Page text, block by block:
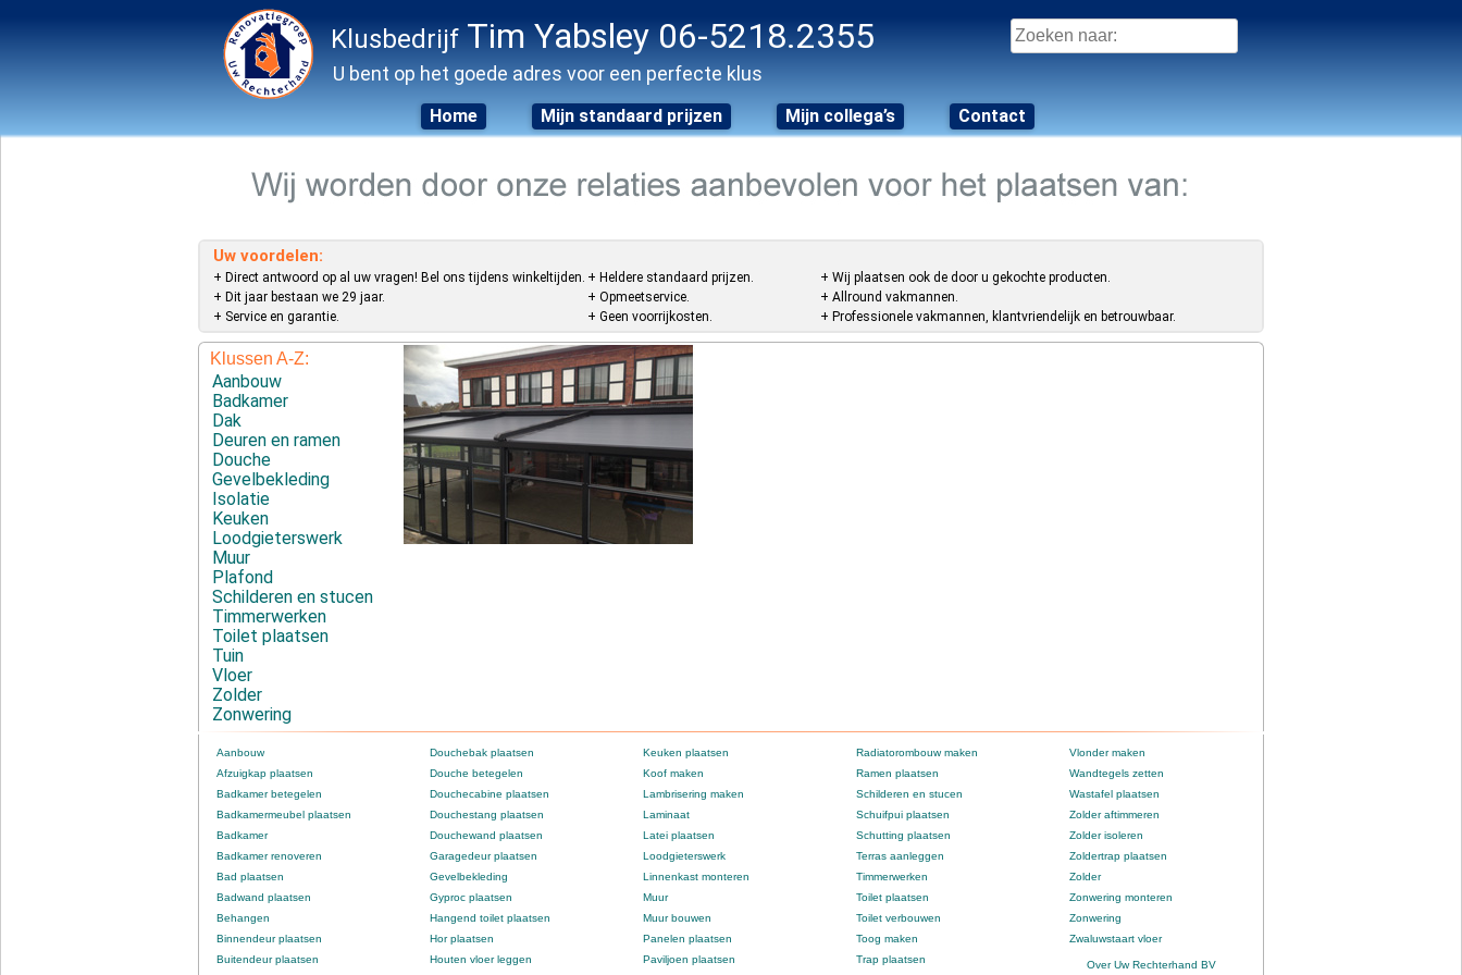
Klusbedrijf Tim Yabsley 06-5218.2355
U bent op het goede adres voor een perfecte klus
Zoeken
naar:
Home Mijn standaard prijzen Mijn collega’s Contact
Uw voordelen:
+ Direct antwoord op al uw vragen! Bel ons tijdens winkeltijden.
+ Dit jaar bestaan we 29 jaar.
+ Service en garantie.
+ Heldere standaard prijzen.
+ Opmeetservice.
+ Geen voorrijkosten.
+ Wij plaatsen ook de door u gekochte producten.
+ Allround vakmannen.
+ Professionele vakmannen, klantvriendelijk en betrouwbaar.
Klussen A-Z:
Aanbouw
Badkamer
Dak
Deuren en ramen
Douche
Gevelbekleding
Isolatie
Keuken
Loodgieterswerk
Muur
Plafond
Schilderen en stucen
Timmerwerken
Toilet plaatsen
Tuin
Vloer
Zolder
Zonwering
Aanbouw
Afzuigkap plaatsen
Badkamer betegelen
Badkamermeubel plaatsen
Badkamer
Badkamer renoveren
Bad plaatsen
Badwand plaatsen
Behangen
Binnendeur plaatsen
Buitendeur plaatsen
Douchebak plaatsen
Douche betegelen
Douchecabine plaatsen
Douchestang plaatsen
Douchewand plaatsen
Garagedeur plaatsen
Gevelbekleding
Gyproc plaatsen
Hangend toilet plaatsen
Hor plaatsen
Houten vloer leggen
Keuken plaatsen
Koof maken
Lambrisering maken
Laminaat
Latei plaatsen
Loodgieterswerk
Linnenkast monteren
Muur
Muur bouwen
Panelen plaatsen
Paviljoen plaatsen
Radiatorombouw maken
Ramen plaatsen
Schilderen en stucen
Schuifpui plaatsen
Schutting plaatsen
Terras aanleggen
Timmerwerken
Toilet plaatsen
Toilet verbouwen
Toog maken
Trap plaatsen
Vlonder maken
Wandtegels zetten
Wastafel plaatsen
Zolder aftimmeren
Zolder isoleren
Zoldertrap plaatsen
Zolder
Zonwering monteren
Zonwering
Zwaluwstaart vloer
Over Uw Rechterhand BV